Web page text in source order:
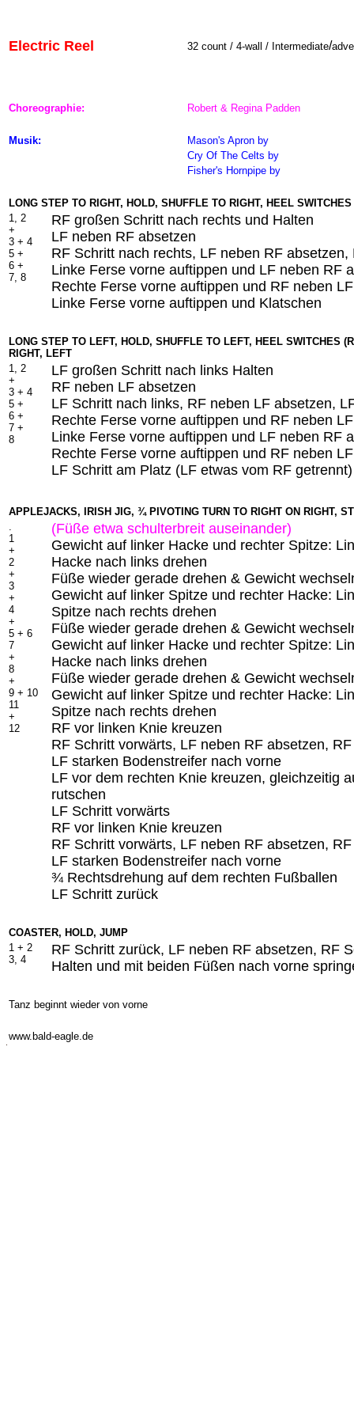
Electric Reel 32 count / 4-wall / Intermediate/
Choreographie: Robert & Regina Padden
Musik: Mason's Apron by
Cry Of The Celts by
Fisher's Hornpipe by
LONG STEP TO RIGHT, HOLD, SHUFFLE TO RIGHT, HEEL
1, 2
+
3 + 4
5 +
6 +
7, 8
RF großen Schritt nach rechts und Halten
LF neben RF absetzen
RF Schritt nach rechts, LF neben RF
Linke Ferse vorne auftippen und LF neben RF
Rechte Ferse vorne auftippen und RF neben
Linke Ferse vorne auftippen und Klatschen
LONG STEP TO LEFT, HOLD, SHUFFLE TO LEFT, HEEL SWITCHES
RIGHT, LEFT
1, 2
+
3 + 4
5 +
6 +
7 +
8
LF großen Schritt nach links Halten
RF neben LF absetzen
LF Schritt nach links, RF neben LF absetzen,
Rechte Ferse vorne auftippen und RF neben
Linke Ferse vorne auftippen und LF neben RF
Rechte Ferse vorne auftippen und RF neben
LF Schritt am Platz (LF etwas vom RF getrennt)
APPLEJACKS, IRISH JIG, ¾ PIVOTING TURN TO RIGHT ON RIGHT,
.
1
+
2
+
3
+
4
+
5 + 6
7
+
8
+
9 + 10
11
+
12
(Füße etwa schulterbreit auseinander)
Gewicht auf linker Hacke und rechter Spitze:
Hacke nach links drehen
Füße wieder gerade drehen & Gewicht
Gewicht auf linker Spitze und rechter Hacke:
Spitze nach rechts drehen
Füße wieder gerade drehen & Gewicht
Gewicht auf linker Hacke und rechter Spitze:
Hacke nach links drehen
Füße wieder gerade drehen & Gewicht
Gewicht auf linker Spitze und rechter Hacke:
Spitze nach rechts drehen
RF vor linken Knie kreuzen
RF Schritt vorwärts, LF neben RF absetzen,
LF starken Bodenstreifer nach vorne
LF vor dem rechten Knie kreuzen, gleichzeitig
rutschen
LF Schritt vorwärts
RF vor linken Knie kreuzen
RF Schritt vorwärts, LF neben RF absetzen,
LF starken Bodenstreifer nach vorne
¾ Rechtsdrehung auf dem rechten Fußballen
LF Schritt zurück
COASTER, HOLD, JUMP
1 + 2
3, 4
RF Schritt zurück, LF neben RF absetzen, RF
Halten und mit beiden Füßen nach vorne
Tanz beginnt wieder von vorne
www.bald-eagle.de